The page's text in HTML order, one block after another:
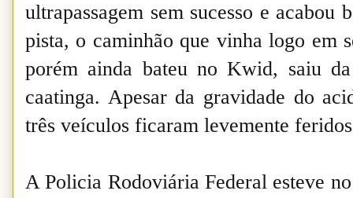
ultrapassagem sem sucesso e
pista, o caminhão que vinha logo em
porém ainda bateu no Kwid, saiu
caatinga. Apesar da gravidade do
três veículos ficaram levemente
A Policia Rodoviária Federal esteve